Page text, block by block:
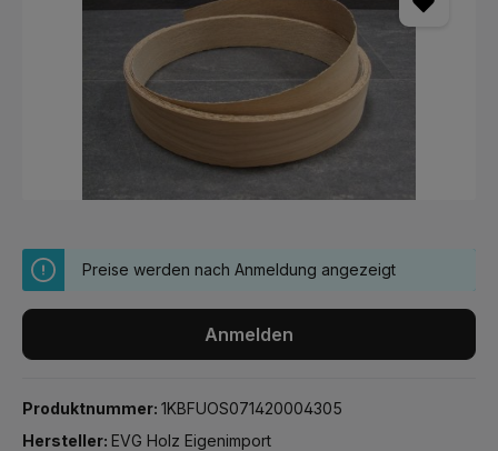
Preise werden nach Anmeldung angezeigt
Anmelden
Produktnummer: 1KBFUOS071420004305
Hersteller: EVG Holz Eigenimport